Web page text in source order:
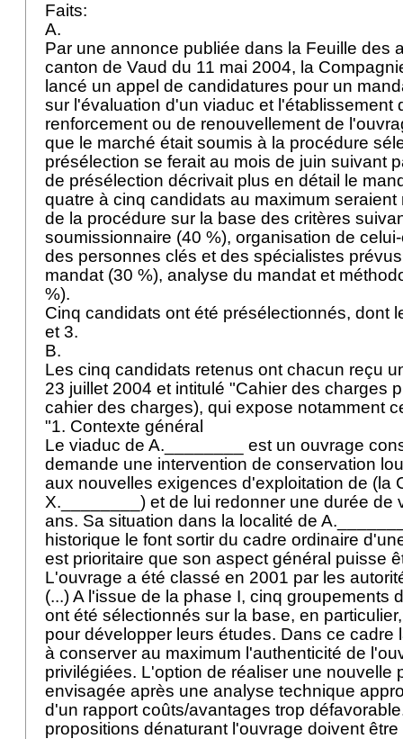
Faits:
A.
Par une annonce publiée dans la Feuille des
canton de Vaud du 11 mai 2004, la
lancé un appel de candidatures pour un
sur l'évaluation d'un viaduc et l'établissement
renforcement ou de renouvellement de
que le marché était soumis à la procédure
présélection se ferait au mois de juin suivant
de présélection décrivait plus en détail le
quatre à cinq candidats au maximum
de la procédure sur la base des critères
soumissionnaire (40 %), organisation de
des personnes clés et des spécialistes
mandat (30 %), analyse du mandat et
%).
Cinq candidats ont été présélectionnés, dont
et 3.
B.
Les cinq candidats retenus ont chacun reçu
23 juillet 2004 et intitulé "Cahier des charges
cahier des charges), qui expose notamment
"1. Contexte général
Le viaduc de A.________ est un ouvrage
demande une intervention de conservation
aux nouvelles exigences d'exploitation de (la
X.________) et de lui redonner une durée de
ans. Sa situation dans la localité de
historique le font sortir du cadre ordinaire
est prioritaire que son aspect général puisse
L'ouvrage a été classé en 2001 par les
(...) A l'issue de la phase I, cinq groupements
ont été sélectionnés sur la base, en
pour développer leurs études. Dans ce cadre
à conserver au maximum l'authenticité de
privilégiées. L'option de réaliser une nouvelle
envisagée après une analyse technique
d'un rapport coûts/avantages trop
propositions dénaturant l'ouvrage doivent